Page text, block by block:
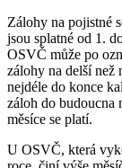
Zálohy na pojistné
jsou splatné od 1.
OSVČ může po
zálohy na delší než
nejdéle do konce
záloh do budoucna
měsíce se platí.
U OSVČ, která